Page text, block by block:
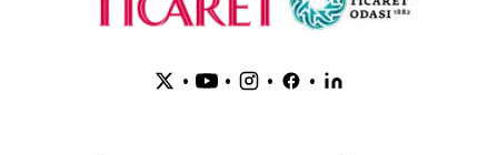
• • • •